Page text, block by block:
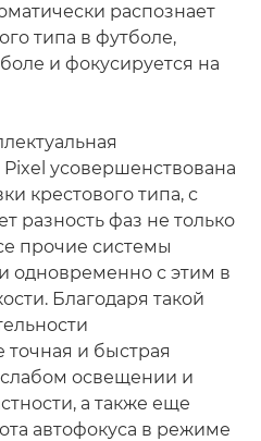
распознает
типа в футболе,
и фокусируется на
усовершенствована
крестового типа, с
разность фаз не только
прочие системы
одновременно с этим в
Благодаря такой
точная и быстрая
освещении и
а также еще
автофокуса в режиме